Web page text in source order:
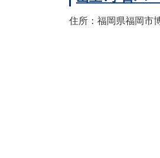
住所：福岡県福岡市